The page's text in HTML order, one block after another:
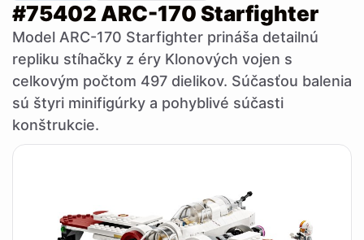
#75402 ARC-170 Starfighter
Model ARC-170 Starfighter prináša detailnú
repliku stíhačky z éry Klonových vojen s
celkovým počtom 497 dielikov. Súčasťou balenia
sú štyri minifigúrky a pohyblivé súčasti
konštrukcie.